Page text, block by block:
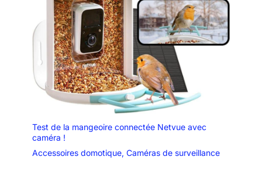
Test de la mangeoire connectée Netvue avec
caméra !
Accessoires domotique, Caméras de surveillance